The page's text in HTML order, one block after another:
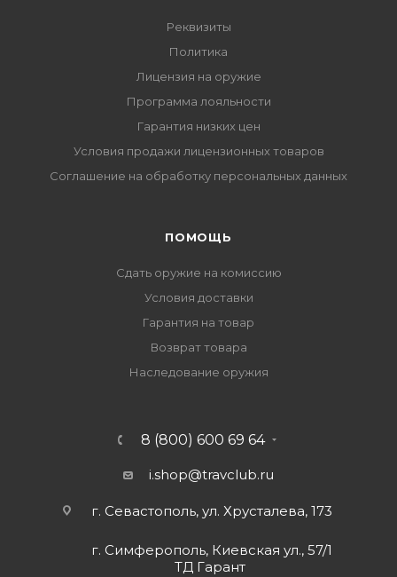
Реквизиты
Политика
Лицензия на оружие
Программа лояльности
Гарантия низких цен
Условия продажи лицензионных товаров
Соглашение на обработку персональных данных
ПОМОЩЬ
Сдать оружие на комиссию
Условия доставки
Гарантия на товар
Возврат товара
Наследование оружия
8 (800) 600 69 64
i.shop@travclub.ru
г. Севастополь, ул. Хрусталева, 173
г. Симферополь, Киевская ул., 57/1
ТД Гарант